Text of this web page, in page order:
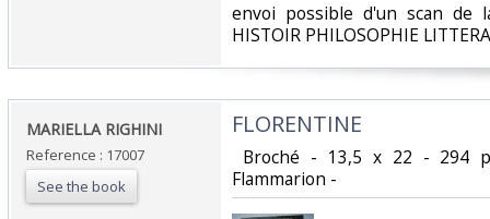
‎envoi possible d'un scan de
HISTOIR PHILOSOPHIE
‎MARIELLA RIGHINI ‎
Reference : 17007
See the book
‎FLORENTINE ‎
Broché - 13,5 x 22 - 294
Flammarion - ‎